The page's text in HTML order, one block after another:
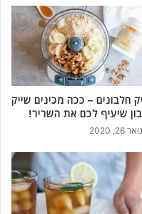
חלבונים – ככה מכינים שייק
שיעיף לכם את השריר!
26, 2020